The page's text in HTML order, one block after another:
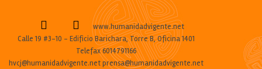
www.humanidadvigente.net
Calle 19 #3-10 - Edificio Barichara, Torre B, Oficina 1401
Telefax 6014791166
hvcj@humanidadvigente.net prensa@humanidadvigente.net